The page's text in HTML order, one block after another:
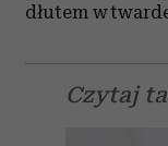
dłutem w
Czytaj